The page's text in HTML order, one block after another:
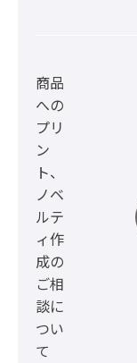
商品
への
プリ
ン
ト、
ノベ
ルテ
ィ作
成の
ご相
談に
つい
て